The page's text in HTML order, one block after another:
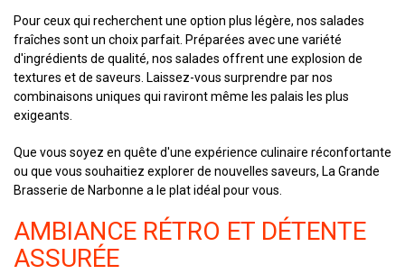
Pour ceux qui recherchent une option plus légère, nos salades
fraîches sont un choix parfait. Préparées avec une variété
d'ingrédients de qualité, nos salades offrent une explosion de
textures et de saveurs. Laissez-vous surprendre par nos
combinaisons uniques qui raviront même les palais les plus
exigeants.
Que vous soyez en quête d'une expérience culinaire réconfortante
ou que vous souhaitiez explorer de nouvelles saveurs, La Grande
Brasserie de Narbonne a le plat idéal pour vous.
AMBIANCE RÉTRO ET DÉTENTE
ASSURÉE